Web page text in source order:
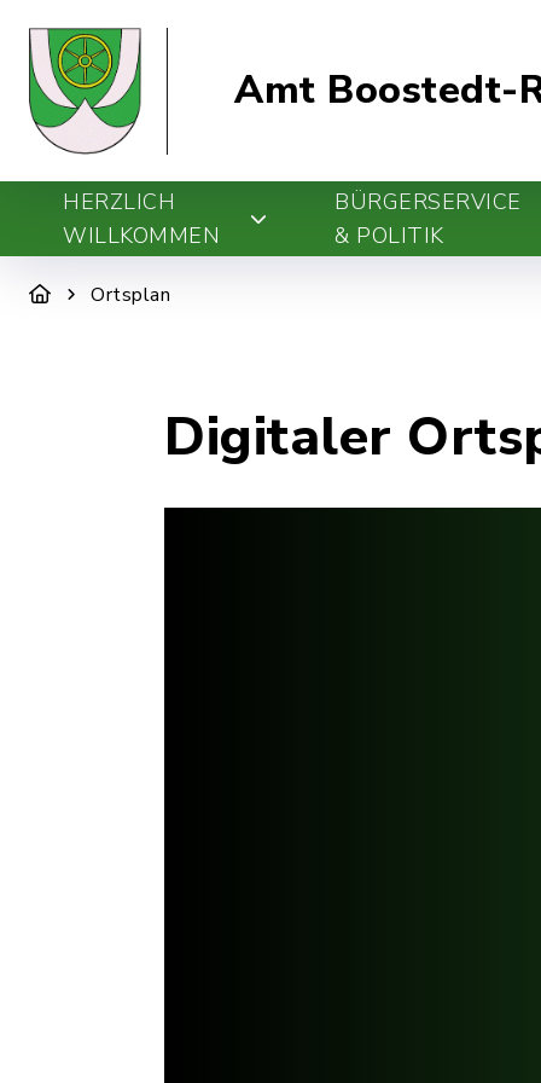
Amt Boostedt-
HERZLICH
WILLKOMMEN
BÜRGERSERVICE
& POLITIK
Ortsplan
Digitaler